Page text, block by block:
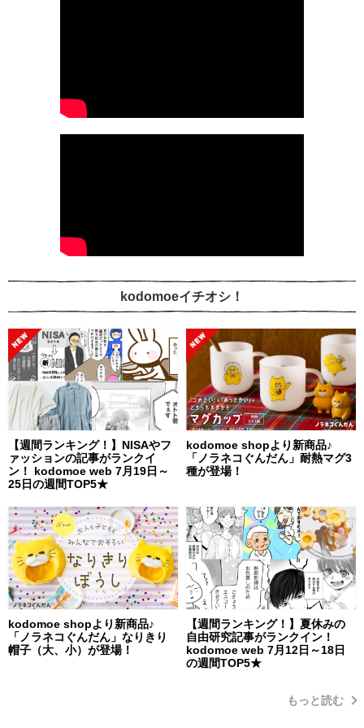
kodomoeイチオシ！
【週間ランキング！】NISAやフ
ァッションの記事がランクイ
ン！ kodomoe web 7月19日～
25日の週間TOP5★
kodomoe shopより新商品♪
「ノラネコぐんだん」耐熱マグ3
種が登場！
kodomoe shopより新商品♪
「ノラネコぐんだん」なりきり
帽子（大、小）が登場！
【週間ランキング！】夏休みの
自由研究記事がランクイン！
kodomoe web 7月12日～18日
の週間TOP5★
もっと読む